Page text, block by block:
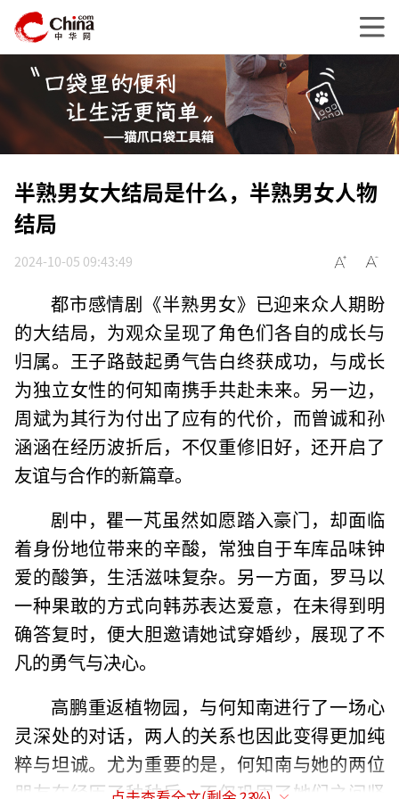
半熟男女大结局是什么，半熟男女人物
结局
2024-10-05 09:43:49
都市感情剧《半熟男女》已迎来众人期盼
的大结局，为观众呈现了角色们各自的成长与
归属。王子路鼓起勇气告白终获成功，与成长
为独立女性的何知南携手共赴未来。另一边，
周斌为其行为付出了应有的代价，而曾诚和孙
涵涵在经历波折后，不仅重修旧好，还开启了
友谊与合作的新篇章。
剧中，瞿一芃虽然如愿踏入豪门，却面临
着身份地位带来的辛酸，常独自于车库品味钟
爱的酸笋，生活滋味复杂。另一方面，罗马以
一种果敢的方式向韩苏表达爱意，在未得到明
确答复时，便大胆邀请她试穿婚纱，展现了不
凡的勇气与决心。
高鹏重返植物园，与何知南进行了一场心
灵深处的对话，两人的关系也因此变得更加纯
粹与坦诚。尤为重要的是，何知南与她的两位
朋友在经历了种种后，不仅巩固了她们之间坚